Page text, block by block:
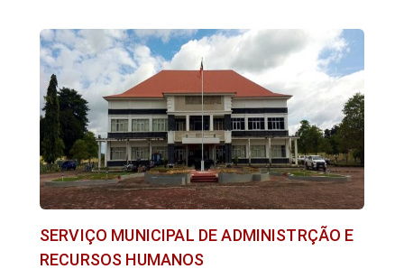
SERVIÇO MUNICIPAL DE ADMINISTRÇÃO E
RECURSOS HUMANOS